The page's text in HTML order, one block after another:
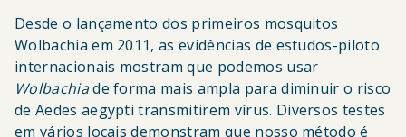
Desde o lançamento dos primeiros mosquitos
Wolbachia em 2011, as evidências de estudos-piloto
internacionais mostram que podemos usar
Wolbachiade forma mais ampla para diminuir o risco
de Aedes aegypti transmitirem vírus. Diversos testes
em vários locais demonstram que nosso método é